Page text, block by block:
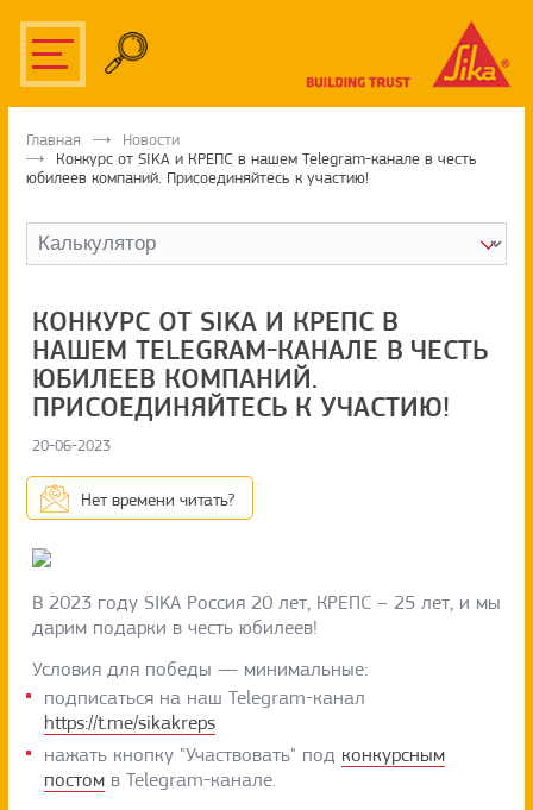
Главная
Новости
Конкурс от SIKA и КРЕПС в нашем Telegram-канале в честь
юбилеев компаний. Присоединяйтесь к участию!
КОНКУРС ОТ SIKA И КРЕПС В
НАШЕМ TELEGRAM-КАНАЛЕ В ЧЕСТЬ
ЮБИЛЕЕВ КОМПАНИЙ.
ПРИСОЕДИНЯЙТЕСЬ К УЧАСТИЮ!
20-06-2023
Нет времени читать?
В 2023 году SIKA Россия 20 лет, КРЕПС – 25 лет, и мы
дарим подарки в честь юбилеев!
Условия для победы — минимальные:
подписаться на наш Telegram-канал
https://t.me/sikakreps
нажать кнопку "Участвовать" под конкурсным
постом в Telegram-канале.